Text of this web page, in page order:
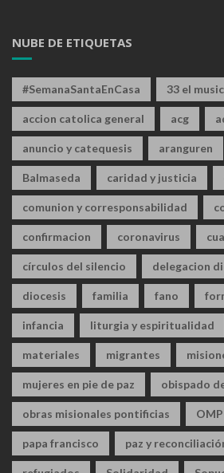
NUBE DE ETIQUETAS
#SemanaSantaEnCasa 33 el
accion catolica general acg
anuncio y catequesis aranguren
Balmaseda caridad y justicia
comunion y corresponsabilidad
confirmacion coronavirus
círculos del silencio delegacion
diocesis familia fano
infancia liturgia y espiritualidad
materiales migrantes
mujeres en pie de paz obispado
obras misionales pontificias OMP
papa francisco paz y